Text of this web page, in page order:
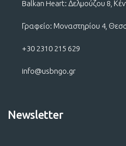
Balkan Heart: Δελμούζου 8,
Γραφείο: Μοναστηρίου 4,
+30 2310 215 629
info@usbngo.gr
Newsletter